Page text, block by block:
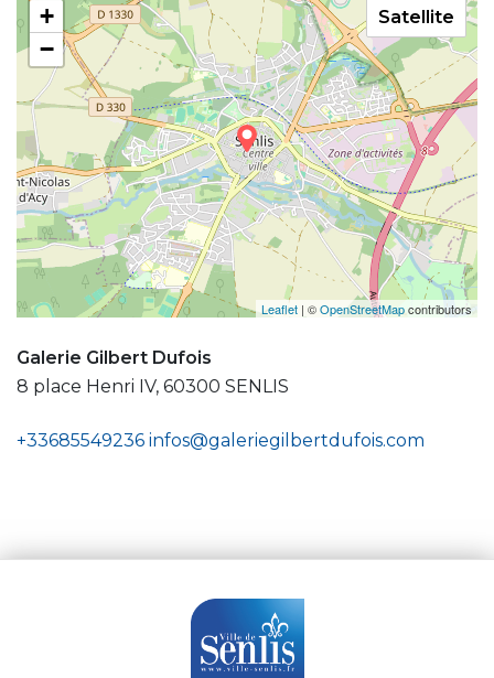
+
−
Leaflet | ©OpenStreetMapcontributors
Satellite
Galerie Gilbert Dufois
8 place Henri IV, 60300 SENLIS
+33685549236 infos@galeriegilbertdufois.com